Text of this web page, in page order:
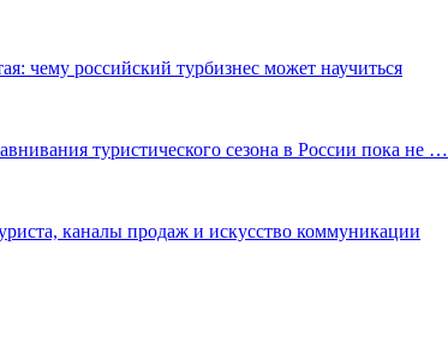
чему российский турбизнес может научиться
туристического сезона в России пока не …
каналы продаж и искусство коммуникации